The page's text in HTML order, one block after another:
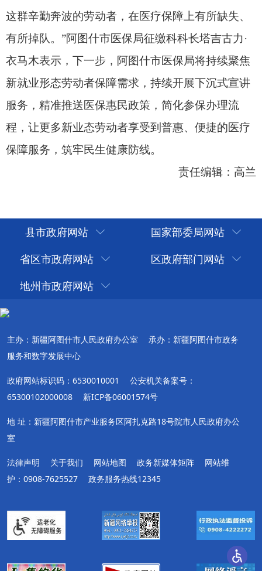
县市政府网站
国家部委局网站
省区市政府网站
区政府部门网站
地州市政府网站
主办：新疆阿图什市人民政府办公室
承办：新疆阿图什市政务
服务和数字发展中心
政府网站标识码：6530010001
公安机关备案号：
65300102000008
新ICP备06001574号
地 址：新疆阿图什市产业服务区阿扎克路18号院市人民政府办公
室
法律声明 关于我们 网站地图 政务新媒体矩阵
网站维
护：0908-7625527
政务服务热线12345